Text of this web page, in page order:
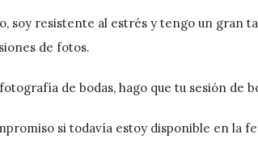
soy resistente al estrés y tengo un gran
de fotos.
de bodas, hago que tu sesión de
si todavía estoy disponible en la